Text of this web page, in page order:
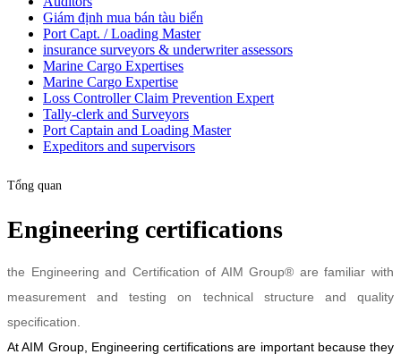
Giám định mua bán tàu biển
Port Capt. / Loading Master
insurance surveyors & underwriter assessors
Marine Cargo Expertises
Marine Cargo Expertise
Loss Controller Claim Prevention Expert
Tally-clerk and Surveyors
Port Captain and Loading Master
Expeditors and supervisors
Tổng quan
Engineering certifications
the Engineering and Certification of AIM Group® are familiar with
measurement and testing on technical structure and quality
specification.
At AIM Group, Engineering certifications are important because they